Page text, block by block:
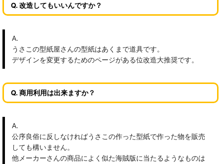
Q. 改造してもいいんですか？
A.
うさこの型紙屋さんの型紙はあくまで道具です。
デザインを変更するためのページがある位改造大推奨です。
Q. 商用利用は出来ますか？
A.
公序良俗に反しなければうさこの作った型紙で作った物を販売
しても構いません。
他メーカーさんの商品によく似た海賊版に当たるようなものは